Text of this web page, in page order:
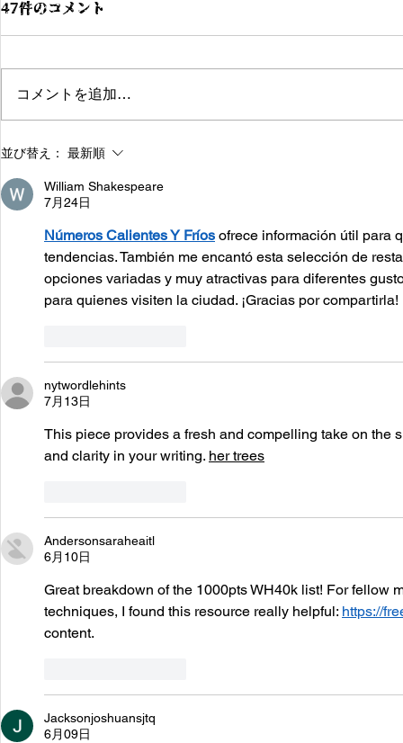
2023/12/10/40k2000pゲー
47件のコメント
コメントを追加…
並び替え： 最新順
William Shakespeare
7月24日
Números Calientes Y Fríos ofrece información útil para
tendencias. También me encantó esta selección de
opciones variadas y muy atractivas para diferentes
para quienes visiten la ciudad. ¡Gracias por compartirla!
nytwordlehints
7月13日
This piece provides a fresh and compelling take on the
and clarity in your writing. her trees
Andersonsaraheaitl
6月10日
Great breakdown of the 1000pts WH40k list! For fellow
techniques, I found this resource really helpful: https://
content.
Jacksonjoshuansjtq
6月09日